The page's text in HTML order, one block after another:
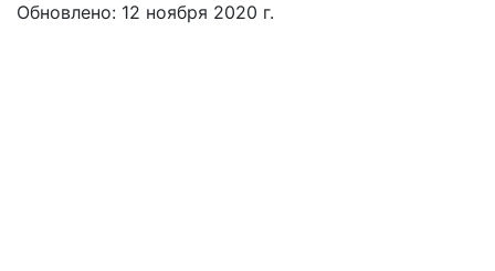
Обновлено: 12 ноября 2020 г.